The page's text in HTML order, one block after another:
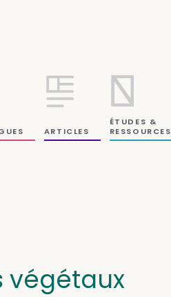
ARTICLES
ÉTUDES &
RESSOURCES
végétaux